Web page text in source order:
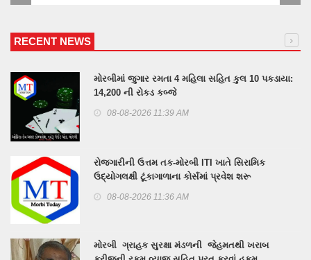
RECENT NEWS
મોરબીમાં જુગાર રમતા 4 મહિલા સહિત કુલ 10 પકડાયા:
14,200 ની રોકડ કબ્જે
08-08-2026 11:39 AM
રોજગારીની ઉત્તમ તક-મોરબી ITI ખાતે સિરામિક
ઉદ્યોગલક્ષી ટૂંકાગાળાના કોર્સમાં પ્રવેશ શરૂ
08-08-2026 11:36 AM
મોરબી ગ્રાહક સુરક્ષા મંડળની જેહમતથી ખરાબ